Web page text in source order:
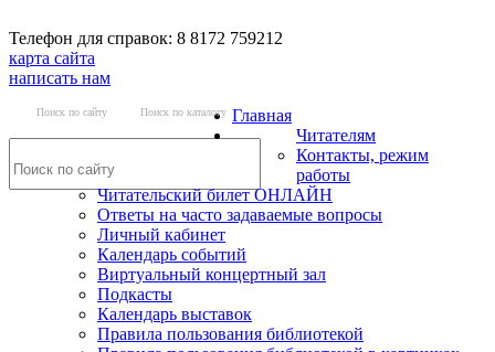
Телефон для справок: 8 8172 759212
карта сайта
написать нам
Поиск по сайту Поиск по каталогу Главная
Читателям
Контакты, режим
работы
Читательский билет ОНЛАЙН
Ответы на часто задаваемые вопросы
Личный кабинет
Календарь событий
Виртуальный концертный зал
Подкасты
Календарь выставок
Правила пользования библиотекой